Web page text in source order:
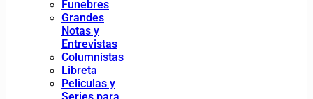
Funebres
Grandes
Notas y
Entrevistas
Columnistas
Libreta
Peliculas y